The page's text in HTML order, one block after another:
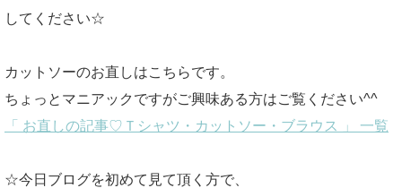
してください☆
カットソーのお直しはこちらです。
ちょっとマニアックですがご興味ある方はご覧ください^^
「 お直しの記事♡Ｔシャツ・カットソー・ブラウス 」 一覧
☆今日ブログを初めて見て頂く方で、